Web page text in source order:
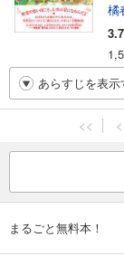
橘
3.7
あらすじを表示
<< <
まるごと無料本！